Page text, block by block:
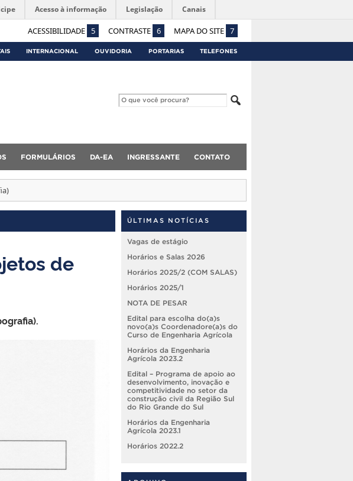
ACESSIBILIDADE 5 CONTRASTE 6 MAPA DO SITE 7
Acesso à informação Legislação Canais
INTERNACIONAL OUVIDORIA PORTARIAS TELEFONES
FORMULÁRIOS DA-EA INGRESSANTE CONTATO
de
ÚLTIMAS NOTÍCIAS
Vagas de estágio
Horários e Salas 2026
Horários 2025/2 (COM SALAS)
Horários 2025/1
NOTA DE PESAR
Edital para escolha do(a)s
novo(a)s Coordenadore(a)s do
Curso de Engenharia Agrícola
Horários da Engenharia
Agrícola 2023.2
Edital – Programa de apoio ao
desenvolvimento, inovação e
competitividade no setor da
construção civil da Região Sul
do Rio Grande do Sul
Horários da Engenharia
Agrícola 2023.1
Horários 2022.2